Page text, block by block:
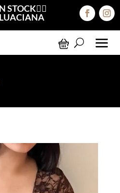
STOCK❤️‍🔥
> Capa Encaje Marrón